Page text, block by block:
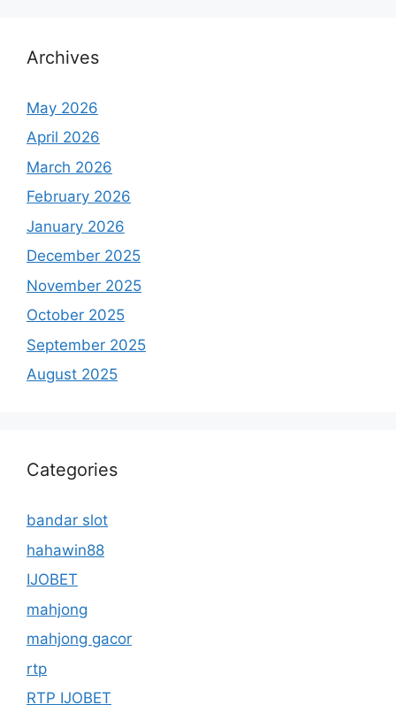
Archives
May 2026
April 2026
March 2026
February 2026
January 2026
December 2025
November 2025
October 2025
September 2025
August 2025
Categories
bandar slot
hahawin88
IJOBET
mahjong
mahjong gacor
rtp
RTP IJOBET